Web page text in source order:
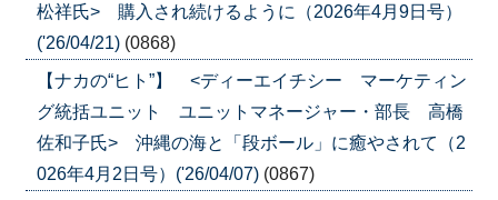
松祥氏> 購入され続けるように（2026年4月9日号）
('26/04/21) (0868)
【ナカの“ヒト”】 <ディーエイチシー マーケティン
グ統括ユニット ユニットマネージャー・部長 高橋
佐和子氏> 沖縄の海と「段ボール」に癒やされて（2
026年4月2日号）('26/04/07) (0867)